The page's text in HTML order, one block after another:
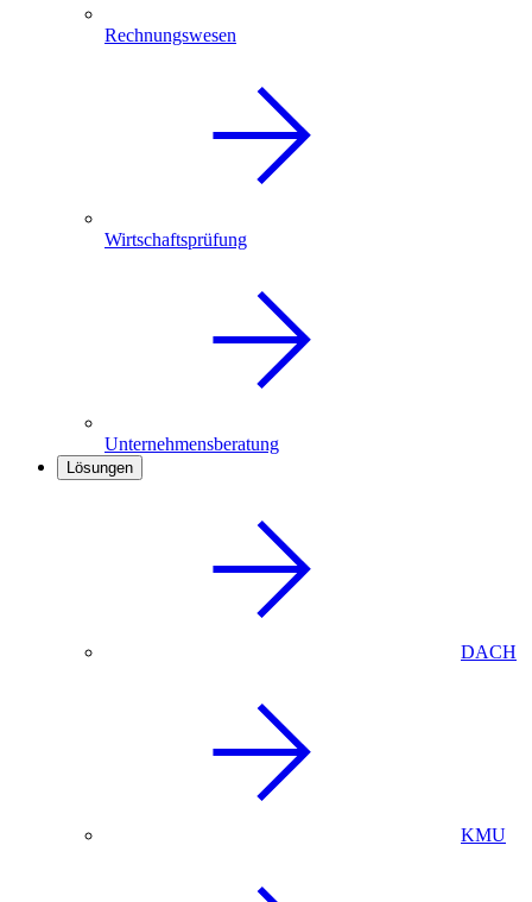
Rechnungswesen
Wirtschaftsprüfung
Unternehmensberatung
Lösungen
DACH
KMU